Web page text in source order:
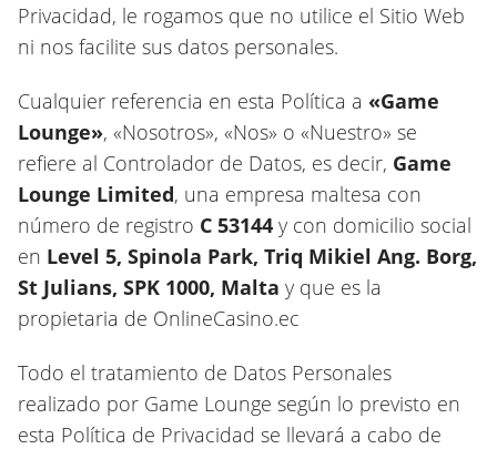
Privacidad, le rogamos que no utilice el Sitio Web
ni nos facilite sus datos personales.
Cualquier referencia en esta Política a «Game
Lounge», «Nosotros», «Nos» o «Nuestro» se
refiere al Controlador de Datos, es decir, Game
Lounge Limited, una empresa maltesa con
número de registro C 53144 y con domicilio social
en Level 5, Spinola Park, Triq Mikiel Ang. Borg,
St Julians, SPK 1000, Malta y que es la
propietaria de OnlineCasino.ec
Todo el tratamiento de Datos Personales
realizado por Game Lounge según lo previsto en
esta Política de Privacidad se llevará a cabo de